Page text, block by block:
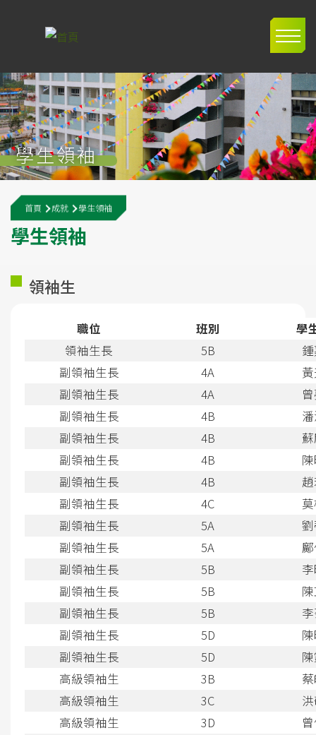
學生領袖
導
航
連
結
首頁 成就 學生領袖
學生領袖
領袖生
職位 班別
學
領袖生長
5B
副領袖生長
4A
副領袖生長
4A
副領袖生長
4B
副領袖生長
4B
副領袖生長
4B
副領袖生長
4B
副領袖生長
4C
副領袖生長
5A
副領袖生長
5A
副領袖生長
5B
副領袖生長
5B
副領袖生長
5B
副領袖生長
5D
副領袖生長
5D
高級領袖生
3B
高級領袖生
3C
高級領袖生
3D